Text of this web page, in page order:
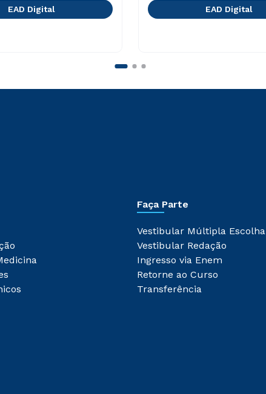
EAD Digital EAD Digital
Faça Parte
Vestibular Múltipla Escolha
Vestibular Redação
Ingresso via Enem
Retorne ao Curso
Transferência